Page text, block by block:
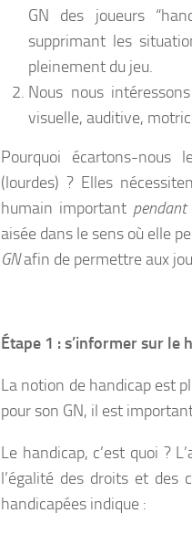
GN des joueurs
supprimant les
pleinement du jeu.
Nous nous
visuelle, auditive,
Pourquoi écartons-nous
(lourdes) ? Elles
humain importantpendant
aisée dans le sens où elle
GNafin de permettre aux
Étape 1 : s’informer sur le
La notion de handicap est
pour son GN, il est
Le handicap, c’est quoi ?
l’égalité des droits et des
handicapées indique :